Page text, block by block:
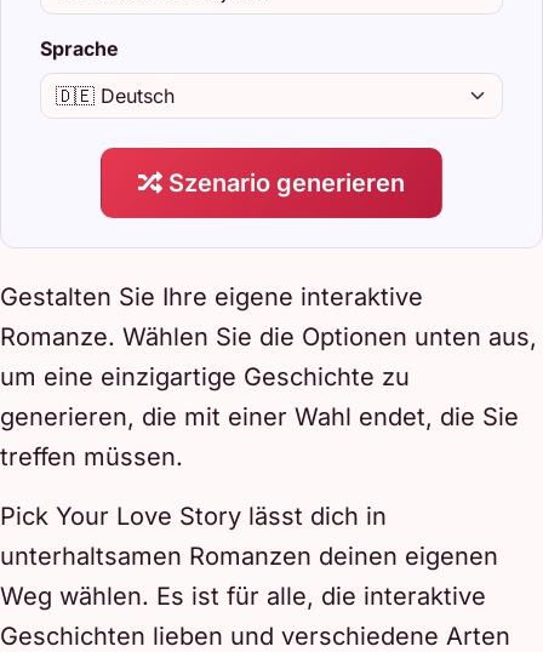
Sprache
Szenario generieren
Gestalten Sie Ihre eigene interaktive
Romanze. Wählen Sie die Optionen unten aus,
um eine einzigartige Geschichte zu
generieren, die mit einer Wahl endet, die Sie
treffen müssen.
Pick Your Love Story lässt dich in
unterhaltsamen Romanzen deinen eigenen
Weg wählen. Es ist für alle, die interaktive
Geschichten lieben und verschiedene Arten